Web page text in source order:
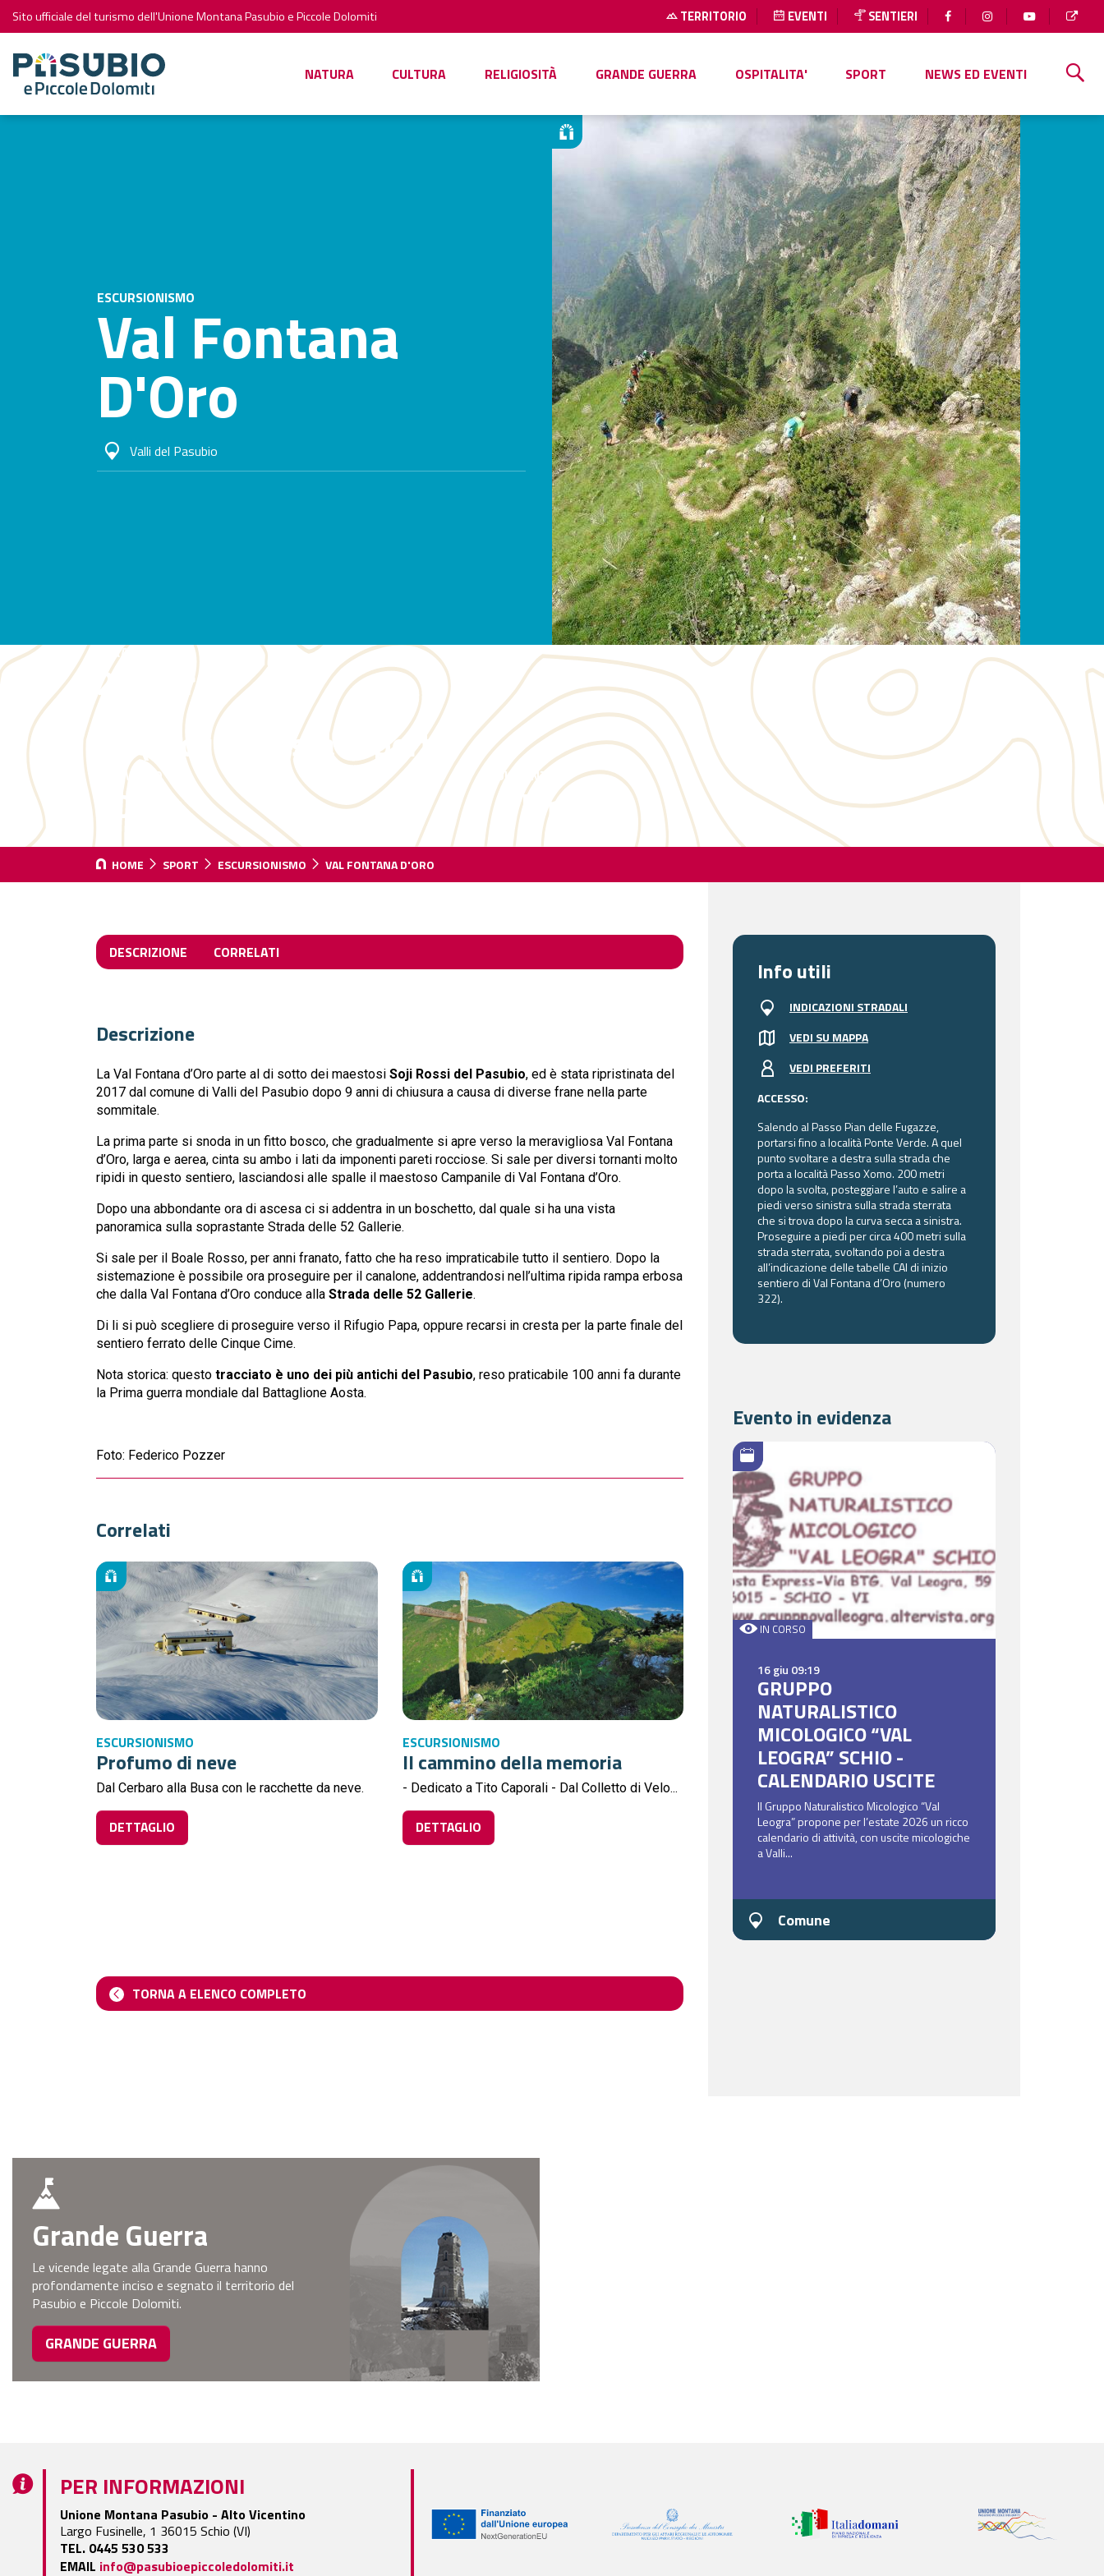
Sito ufficiale del turismo dell'Unione Montana Pasubio e Piccole Dolomiti TERRITORIO EVENTI SENTIERI
NATURA CULTURA RELIGIOSITÀ GRANDE GUERRA OSPITALITA' SPORT NEWS ED EVENTI
ESCURSIONISMO
Val Fontana
D'Oro
Valli del Pasubio
DURATA
2,30 ore
EE (escursionista esperto)
DISLIVELLO
800 m
DISTANZA
4 km
HOME SPORT ESCURSIONISMO VAL FONTANA D'ORO
DESCRIZIONE CORRELATI
Descrizione
La Val Fontana d’Oro parte al di sotto dei maestosi Soji Rossi del Pasubio, ed è stata ripristinata del
2017 dal comune di Valli del Pasubio dopo 9 anni di chiusura a causa di diverse frane nella parte
sommitale.
La prima parte si snoda in un fitto bosco, che gradualmente si apre verso la meravigliosa Val Fontana
d’Oro, larga e aerea, cinta su ambo i lati da imponenti pareti rocciose. Si sale per diversi tornanti molto
ripidi in questo sentiero, lasciandosi alle spalle il maestoso Campanile di Val Fontana d’Oro.
Dopo una abbondante ora di ascesa ci si addentra in un boschetto, dal quale si ha una vista
panoramica sulla soprastante Strada delle 52 Gallerie.
Si sale per il Boale Rosso, per anni franato, fatto che ha reso impraticabile tutto il sentiero. Dopo la
sistemazione è possibile ora proseguire per il canalone, addentrandosi nell’ultima ripida rampa erbosa
che dalla Val Fontana d’Oro conduce alla Strada delle 52 Gallerie.
Di li si può scegliere di proseguire verso il Rifugio Papa, oppure recarsi in cresta per la parte finale del
sentiero ferrato delle Cinque Cime.
Nota storica: questo tracciato è uno dei più antichi del Pasubio, reso praticabile 100 anni fa durante
la Prima guerra mondiale dal Battaglione Aosta.
Foto: Federico Pozzer
Correlati
ESCURSIONISMO
Profumo di neve
Dal Cerbaro alla Busa con le racchette da neve.
DETTAGLIO
ESCURSIONISMO
Il cammino della memoria
- Dedicato a Tito Caporali - Dal Colletto di Velo...
DETTAGLIO
TORNA A ELENCO COMPLETO
Info utili
INDICAZIONI STRADALI
VEDI SU MAPPA
VEDI PREFERITI
ACCESSO:
Salendo al Passo Pian delle Fugazze,
portarsi fino a località Ponte Verde. A quel
punto svoltare a destra sulla strada che
porta a località Passo Xomo. 200 metri
dopo la svolta, posteggiare l’auto e salire a
piedi verso sinistra sulla strada sterrata
che si trova dopo la curva secca a sinistra.
Proseguire a piedi per circa 400 metri sulla
strada sterrata, svoltando poi a destra
all’indicazione delle tabelle CAI di inizio
sentiero di Val Fontana d’Oro (numero
322).
Evento in evidenza
IN CORSO
16 giu 09:19
GRUPPO
NATURALISTICO
MICOLOGICO “VAL
LEOGRA” SCHIO -
CALENDARIO USCITE
Il Gruppo Naturalistico Micologico “Val
Leogra” propone per l’estate 2026 un ricco
calendario di attività, con uscite micologiche
a Valli...
Comune
Grande Guerra
Le vicende legate alla Grande Guerra hanno
profondamente inciso e segnato il territorio del
Pasubio e Piccole Dolomiti.
GRANDE GUERRA
PER INFORMAZIONI
Unione Montana Pasubio - Alto Vicentino
Largo Fusinelle, 1 36015 Schio (VI)
TEL. 0445 530 533
EMAIL info@pasubioepiccoledolomiti.it